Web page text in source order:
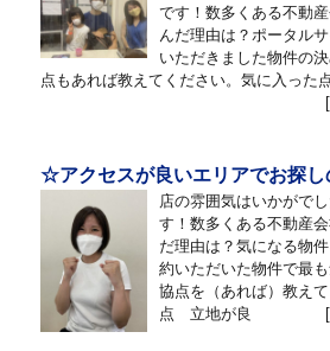
です！数多くある不動
んだ理由は？ポータル
いただきました物件の
点もあれば教えてください。気に入っ
☆アクセスが良いエリアでお探
店の雰囲気はいかがで
す！数多くある不動産
だ理由は？気になる物
約いただいた物件で最
協点を（あれば）教え
点 立地が良